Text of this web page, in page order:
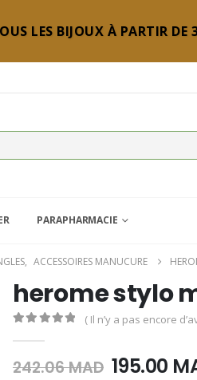
LES BIJOUX À PARTIR DE
PARAPHARMACIE
, ACCESSOIRES MANUCURE
herome stylo
( Il n’y a pas encore
242.06MAD Le
195.00